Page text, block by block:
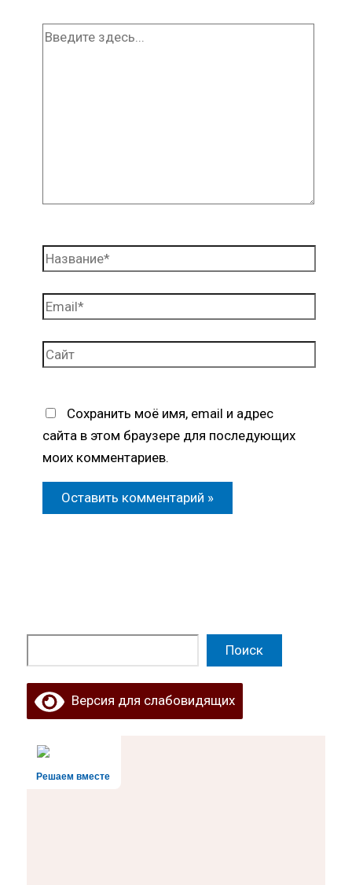
Введите
Название*
Email*
Сайт
Сохранить моё имя, email и адрес
сайта в этом браузере для последующих
моих комментариев.
Поиск
Версия для слабовидящих
Решаем вместе